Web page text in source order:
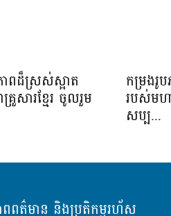
ាពដ៏ស្រស់ស្អាត​
សារខ្មែរ​ ចូលរួម
កម្រងរូ
របស់មហ
សប្ប...
ពពត៌មាន និងប្រតិកម្មរហ័ស